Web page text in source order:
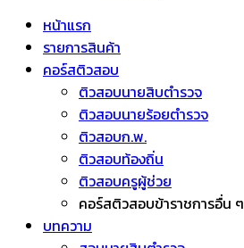
หน้าแรก
รายการสินค้า
คอร์สติวสอบ
ติวสอบนายสิบตำรวจ
ติวสอบนายร้อยตำรวจ
ติวสอบก.พ.
ติวสอบท้องถิ่น
ติวสอบครูผู้ช่วย
คอร์สติวสอบข้าราชการอื่น ๆ
บทความ